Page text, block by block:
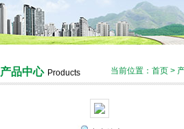
产品中心 Products 当前位置： 首页 >